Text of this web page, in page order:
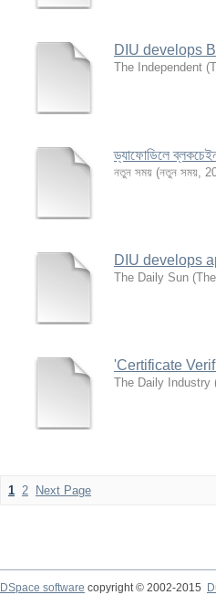
DIU develops
The Independent (
ড্যাফোডিলে
নতুন সময় (নতুন সময়,
DIU develops
The Daily Sun (
'Certificate
The Daily Industry
1 2 Next Page
DSpace software copyright © 2002-2015